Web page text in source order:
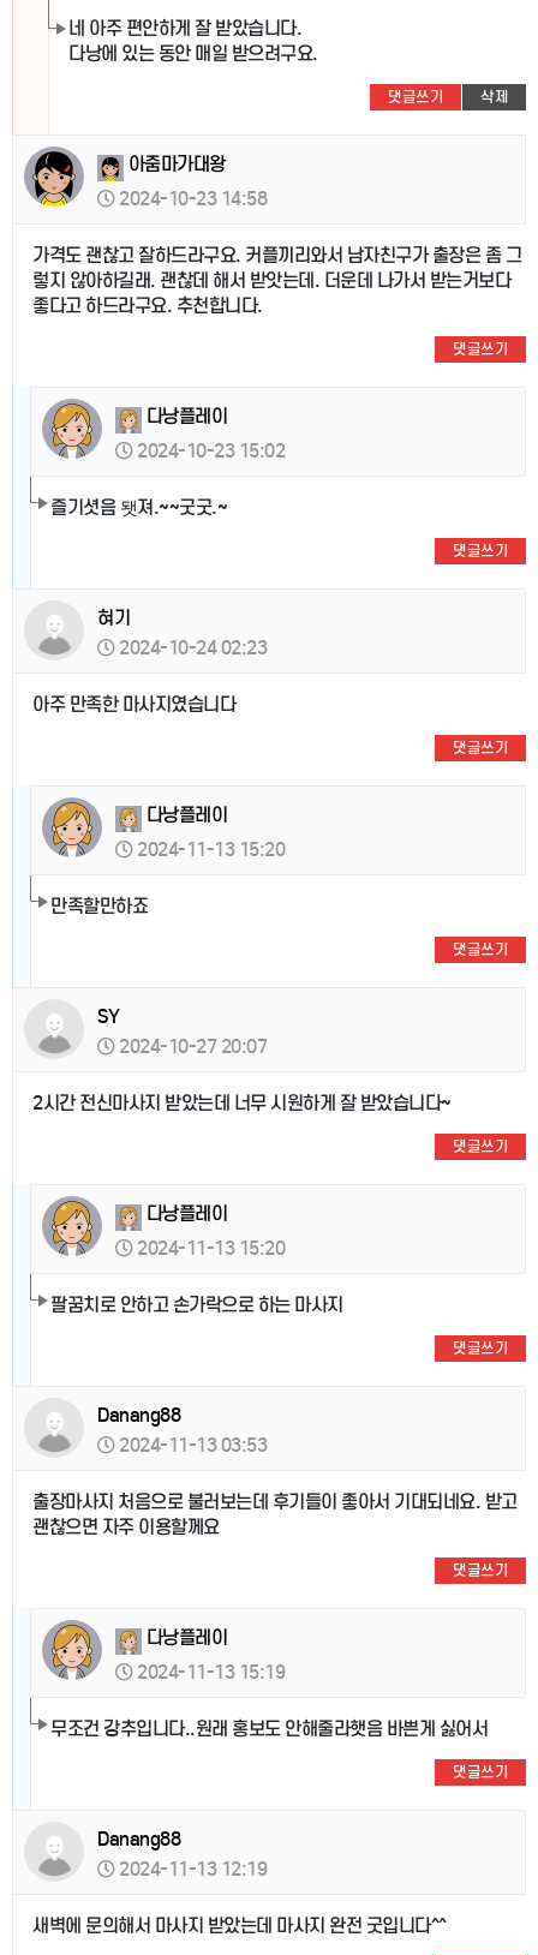
네 아주 편안하게 잘 받았습니다.
다낭에 있는 동안 매일 받으려구요.
댓글쓰기 삭제
아줌마가대왕
2024-10-23 14:58
가격도 괜찮고 잘하드라구요. 커플끼리와서 남자친구가 출장은 좀 그
렇지 않아하길래. 괜찮데 해서 받앗는데. 더운데 나가서 받는거보다
좋다고 하드라구요. 추천합니다.
댓글쓰기
다낭플레이
2024-10-23 15:02
즐기셧음 됏져.~~굿굿.~
댓글쓰기
혀기
2024-10-24 02:23
아주 만족한 마사지였습니다
댓글쓰기
다낭플레이
2024-11-13 15:20
만족할만하죠
댓글쓰기
SY
2024-10-27 20:07
2시간 전신마사지 받았는데 너무 시원하게 잘 받았습니다~
댓글쓰기
다낭플레이
2024-11-13 15:20
팔꿈치로 안하고 손가락으로 하는 마사지
댓글쓰기
Danang88
2024-11-13 03:53
출장마사지 처음으로 불러보는데 후기들이 좋아서 기대되네요. 받고
괜찮으면 자주 이용할께요
댓글쓰기
다낭플레이
2024-11-13 15:19
무조건 강추입니다..원래 홍보도 안해줄라햇음 바쁜게 싫어서
댓글쓰기
Danang88
2024-11-13 12:19
새벽에 문의해서 마사지 받았는데 마사지 완전 굿입니다^^